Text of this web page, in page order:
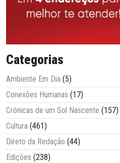
Categorias
Ambiente Em Dia (5)
Conexões Humanas (17)
Crônicas de um Sol Nascente (157)
Cultura (461)
Direto da Redação (44)
Edições (238)